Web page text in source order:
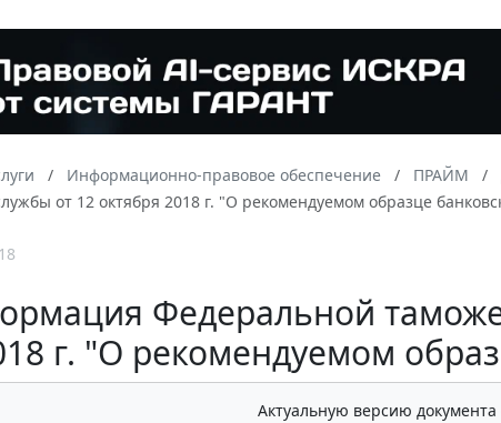
Информационно-правовое обеспечение ПРАЙМ
от 12 октября 2018 г. "О рекомендуемом образце
Федеральной
г. "О рекомендуемом
Актуальную версию документа